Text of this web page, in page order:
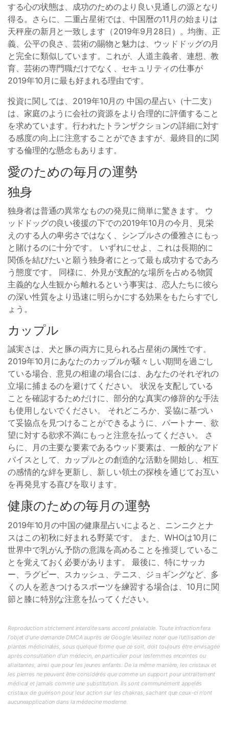
する心の状態は、成功のためのより良い見通しの源となり
得る。さらに、二重占星術では、中国暦の11月の始まりは
天秤座の新月と一致します（2019年9月28日）。均衡、正
義、公平の良さ、芸術の賜物と魅力は、ウッドドッグの月
と完全に類似しています。これが、人道主義者、連想、教
育、芸術の専門職だけでなく、セキュリティの仕事が
2019年10月に最も好まれる理由です。
投資に関しては、2019年10月の 中国の星占い（十二支）
は、家庭のように会社の資源をより合理的に評価すること
を求めています。行われたトランザクションの詳細に対す
る感度の向上に注意することができますが、最終目的に関
する倫理的な懸念もあります。
愛のための毎月の運勢
独身
独身者は普通の異常なものの発見に簡単に驚きます。 ウ
ッドドッグの良い後援の下での2019年10月の今月、見栄
えのする人の卑劣さではなく、シンプルさの優雅さにもっ
と賭けるのに十分です。 いずれにせよ、これは長期的に
関係を結びたいと願う独身者にとって最も成功するであろ
う態度です。 同様に、外見が支配的な場所を占める物質
主義的な人生観から離れるという事実は、恋人たちに彼ら
の深い性質をより迅速に明らかにする効果をもたらすでし
ょう。
カップル
誠実さは、犬と豚の両方に見られる占星術の属性です。
2019年10月にあなたのカップルが騒々しい期間を過ごし
ている場合、意見の相違の場合には、あなたのそれぞれの
立場に捕まるのを避けてください。 状況を支配している
ことを確認するためだけに、部分的な真実の修辞的な手法
も使用しないでください。 それどころか、妥協に基づい
て妥協点を見つけることができるように、パートナー、欲
望に対する欲求不満にもっと注意を払ってください。 さ
らに、月の主要な要素であるウッド要素は、一般的なアド
バイスとして、カップルとの創造的な活動を開始し、相互
の感情的な絆を更新し、新しい領土の探検を通じてお互い
を再発見する喜びを取ります。
健康のための毎月の運勢
2019年10月の中国の健康星占いによると、ニンニクとナ
スはこの初秋に好まれる野菜です。 また、WHOは10月に
世界中で乳がん予防の意識を高めることを推奨しているこ
とを覚えておく必要があります。 最後に、特にサッカ
ー、ラグビー、スカッシュ、テニス、ジョギングなど、多
くの人を惹きつけるスポーツを練習する場合は、10月に関
節と膝に特別な注意を払ってください。
Reproduction strictement interdite sans accord préalable. Toute infraction fera
l'objet d'une demande DMCA auprès de Google.Veuillez noter que l'utilisation de
plantes médicinales, sous quelque forme que ce soit, doit toujours être envisagée
après consultation d'un médecin, en particulier pour lesfemmes enceintes ou
allaitantes, ainsi que pour les jeunes enfants. De la même manière, les cristaux et
les pierres ne peuvent être considérés que comme un support pour untraitement
médical et jamais comme une substitution. Ils sont communément appelés
cristaux de guérison pour leur action sur les chakras, sachant que ceux-ci n'ont
aucuneapplication dans la médecine moderne.